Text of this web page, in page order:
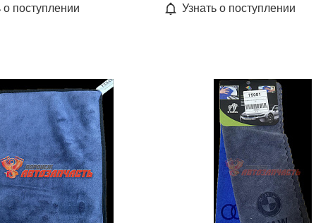
о поступлении Узнать о поступлении